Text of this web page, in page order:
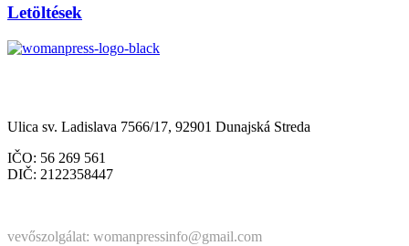
Letöltések
Ulica sv. Ladislava 7566/17, 92901 Dunajská Streda
IČO: 56 269 561
DIČ: 2122358447
vevőszolgálat: womanpressinfo@gmail.com